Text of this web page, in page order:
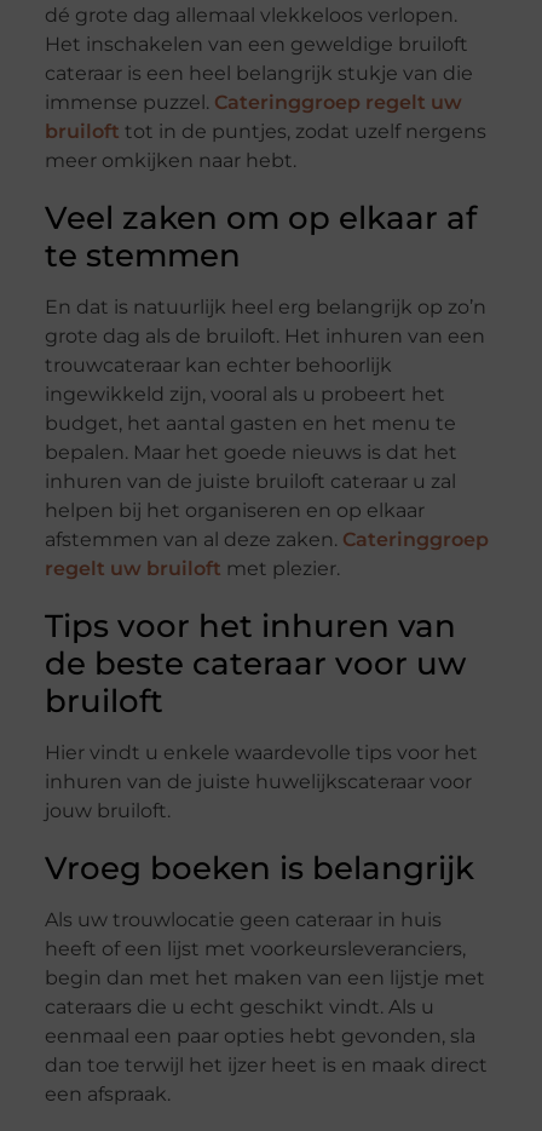
dé grote dag allemaal vlekkeloos verlopen.
Het inschakelen van een geweldige bruiloft
cateraar is een heel belangrijk stukje van die
immense puzzel. Cateringgroep regelt uw
bruiloft tot in de puntjes, zodat uzelf nergens
meer omkijken naar hebt.
Veel zaken om op elkaar af
te stemmen
En dat is natuurlijk heel erg belangrijk op zo’n
grote dag als de bruiloft. Het inhuren van een
trouwcateraar kan echter behoorlijk
ingewikkeld zijn, vooral als u probeert het
budget, het aantal gasten en het menu te
bepalen. Maar het goede nieuws is dat het
inhuren van de juiste bruiloft cateraar u zal
helpen bij het organiseren en op elkaar
afstemmen van al deze zaken. Cateringgroep
regelt uw bruiloft met plezier.
Tips voor het inhuren van
de beste cateraar voor uw
bruiloft
Hier vindt u enkele waardevolle tips voor het
inhuren van de juiste huwelijkscateraar voor
jouw bruiloft.
Vroeg boeken is belangrijk
Als uw trouwlocatie geen cateraar in huis
heeft of een lijst met voorkeursleveranciers,
begin dan met het maken van een lijstje met
cateraars die u echt geschikt vindt. Als u
eenmaal een paar opties hebt gevonden, sla
dan toe terwijl het ijzer heet is en maak direct
een afspraak.